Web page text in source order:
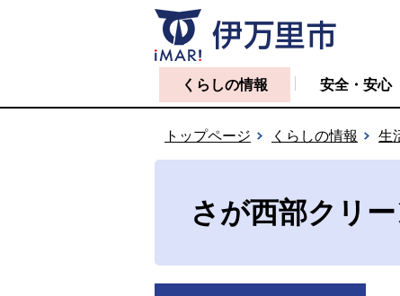
くらしの情報 安全・安心
トップページ くらしの情報 生
さが西部クリ